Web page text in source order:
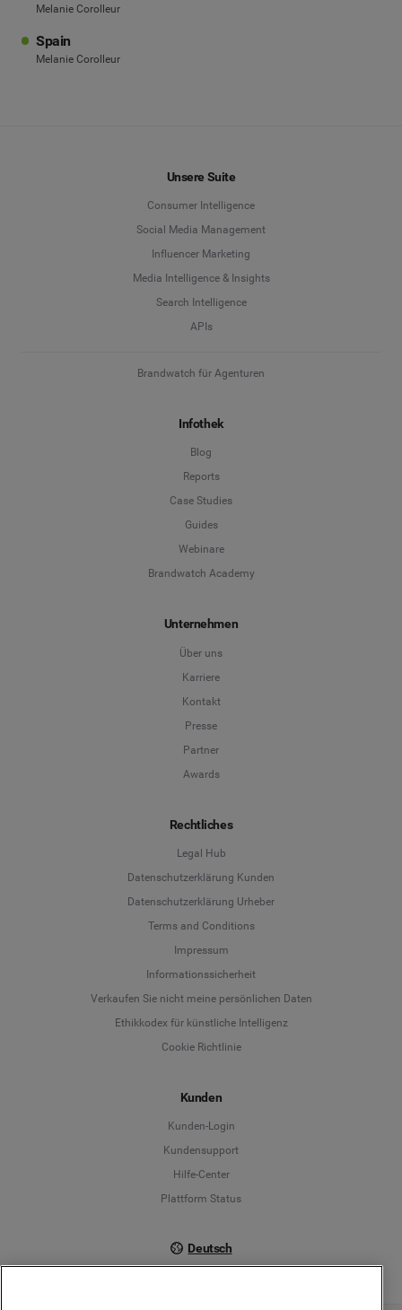
Melanie Corolleur
Spain
Melanie Corolleur
Unsere Suite
Consumer Intelligence
Social Media Management
Influencer Marketing
Media Intelligence & Insights
Search Intelligence
APIs
Brandwatch für Agenturen
Infothek
Blog
Reports
Case Studies
Guides
Webinare
Brandwatch Academy
Unternehmen
Über uns
Karriere
Kontakt
Presse
Partner
Awards
Rechtliches
Legal Hub
Datenschutzerklärung Kunden
Datenschutzerklärung Urheber
Terms and Conditions
Impressum
Informationssicherheit
Verkaufen Sie nicht meine persönlichen Daten
Ethikkodex für künstliche Intelligenz
Cookie Richtlinie
Kunden
Kunden-Login
Kundensupport
Hilfe-Center
Plattform Status
Deutsch
Deutsch